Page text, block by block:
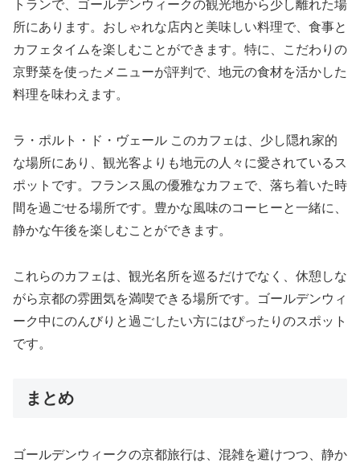
トランで、ゴールデンウィークの観光地から少し離れた場
所にあります。おしゃれな店内と美味しい料理で、食事と
カフェタイムを楽しむことができます。特に、こだわりの
京野菜を使ったメニューが評判で、地元の食材を活かした
料理を味わえます。
ラ・ポルト・ド・ヴェール このカフェは、少し隠れ家的
な場所にあり、観光客よりも地元の人々に愛されているス
ポットです。フランス風の優雅なカフェで、落ち着いた時
間を過ごせる場所です。豊かな風味のコーヒーと一緒に、
静かな午後を楽しむことができます。
これらのカフェは、観光名所を巡るだけでなく、休憩しな
がら京都の雰囲気を満喫できる場所です。ゴールデンウィ
ーク中にのんびりと過ごしたい方にはぴったりのスポット
です。
まとめ
ゴールデンウィークの京都旅行は、混雑を避けつつ、静か